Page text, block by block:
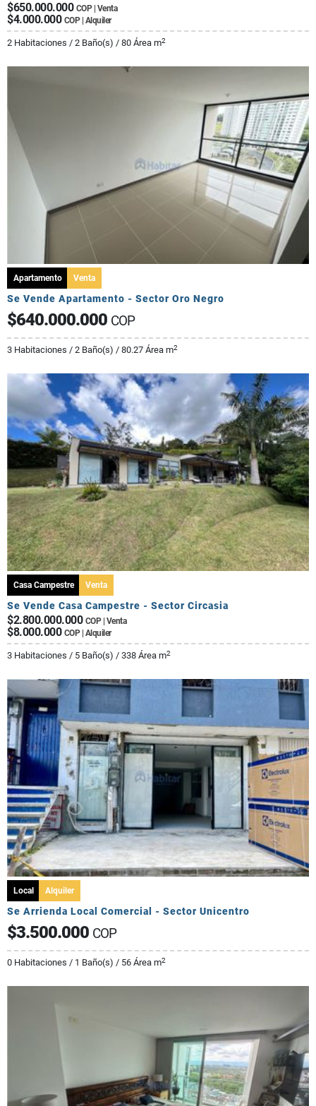
$650.000.000 COP | Venta
$4.000.000 COP | Alquiler
2 Habitaciones / 2 Baño(s) / 80 Área m2
Apartamento Venta
Se Vende Apartamento - Sector Oro Negro
$640.000.000 COP
3 Habitaciones / 2 Baño(s) / 80.27 Área m2
Casa Campestre Venta
Se Vende Casa Campestre - Sector Circasia
$2.800.000.000 COP | Venta
$8.000.000 COP | Alquiler
3 Habitaciones / 5 Baño(s) / 338 Área m2
Local Alquiler
Se Arrienda Local Comercial - Sector Unicentro
$3.500.000 COP
0 Habitaciones / 1 Baño(s) / 56 Área m2